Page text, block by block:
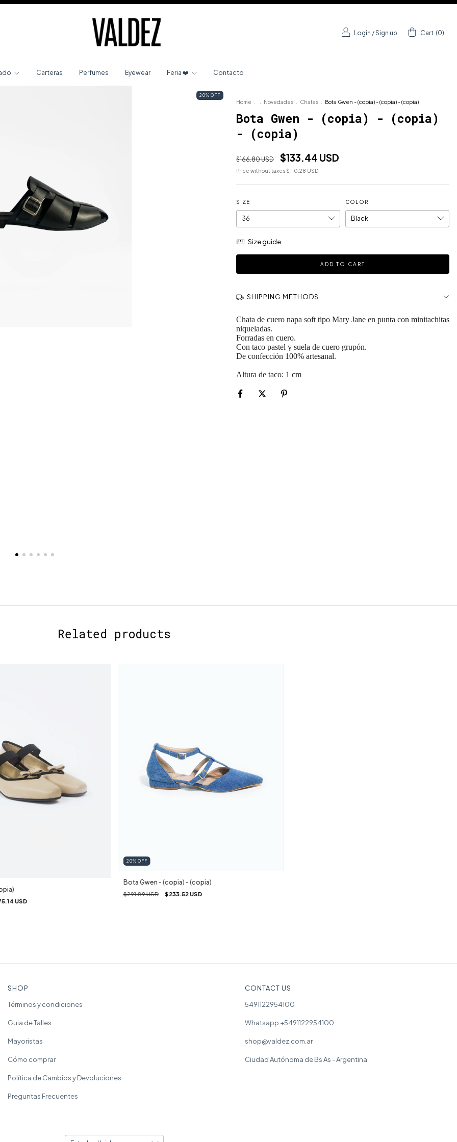
Login /Sign up Cart (0)
Carteras Perfumes Eyewear Feria ❤️ Contacto
20% OFF
Home Novedades Chatas Bota Gwen - (copia) - (copia) - (copia)
Bota Gwen - (copia) - (copia)
- (copia)
$166.80 USD $133.44 USD
Price without taxes $110.28 USD
SIZE COLOR
Size guide
SHIPPING METHODS
Chata de cuero napa soft tipo Mary Jane en punta con minitachitas
niqueladas.
Forradas en cuero.
Con taco pastel y suela de cuero grupón.
De confección 100% artesanal.
Altura de taco: 1 cm
Related products
USD
20% OFF
Bota Gwen - (copia) - (copia)
$291.89 USD $233.52 USD
SHOP
Términos y condiciones
Guia de Talles
Mayoristas
Cómo comprar
Política de Cambios y Devoluciones
Preguntas Frecuentes
CONTACT US
5491122954100
Whatsapp +5491122954100
shop@valdez.com.ar
Ciudad Autónoma de Bs As - Argentina